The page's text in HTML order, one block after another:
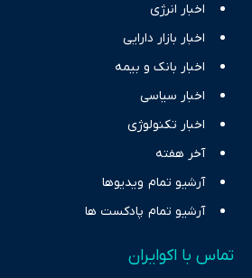
اخبار انرژی
اخبار بازار دارایی
اخبار بانک و بیمه
اخبار سیاسی
اخبار تکنولوژی
آخر هفته
آرشیو تمام ویدیوها
آرشیو تمام پادکست ها
تماس با اکوایران